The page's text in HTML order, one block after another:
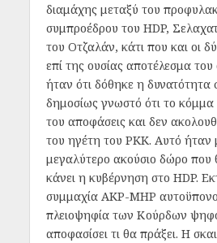
διαμάχης μεταξύ του
συμπροέδρου του HDP,
του Οτζαλάν, κάτι που και οι
επί της ουσίας αποτέλεσμα του
ήταν ότι δόθηκε η δυνατότητα
δημοσίως γνωστό ότι το κόμμα
του αποφάσεις και δεν
του ηγέτη του PKK. Αυτό ήταν
μεγαλύτερο ακούσιο δώρο
κάνει η κυβέρνηση στο HDP.
συμμαχία AKP-MHP
πλειοψηφία των Κούρδων
αποφασίσει τι θα πράξει. Η